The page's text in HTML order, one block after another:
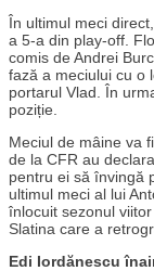
În ultimul meci
a 5-a din play-off.
comis de Andrei
fază a meciului cu o
portarul Vlad. În
poziție.
Meciul de mâine va
de la CFR au
pentru ei să învingă
ultimul meci al lui
înlocuit sezonul
Slatina care a
Edi Iordănescu